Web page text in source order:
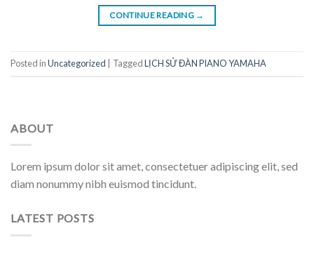
CONTINUE READING →
Posted inUncategorized TaggedLỊCH SỬ ĐÀN PIANO YAMAHA
ABOUT
Lorem ipsum dolor sit amet, consectetuer adipiscing elit, sed
diam nonummy nibh euismod tincidunt.
LATEST POSTS